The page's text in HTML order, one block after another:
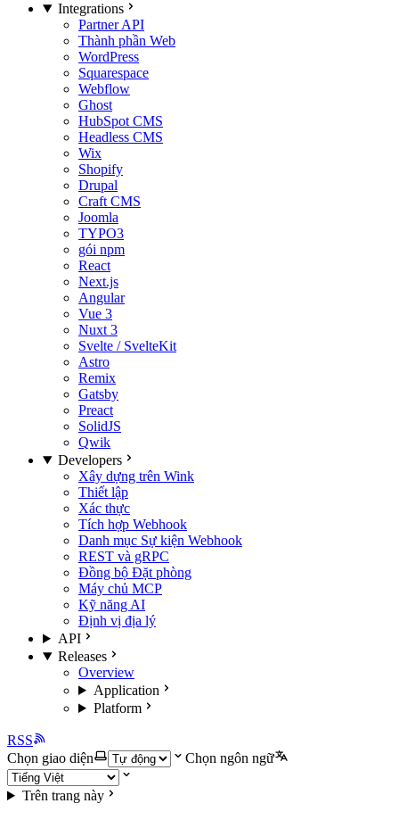
Integrations
Partner API
Thành phần Web
WordPress
Squarespace
Webflow
Ghost
HubSpot CMS
Headless CMS
Wix
Shopify
Drupal
Craft CMS
Joomla
TYPO3
gói npm
React
Next.js
Angular
Vue 3
Nuxt 3
Svelte / SvelteKit
Astro
Remix
Gatsby
Preact
SolidJS
Qwik
Developers
Xây dựng trên Wink
Thiết lập
Xác thực
Tích hợp Webhook
Danh mục Sự kiện Webhook
REST và gRPC
Đồng bộ Đặt phòng
Máy chủ MCP
Kỹ năng AI
Định vị địa lý
API
Releases
Overview
Application
Platform
RSS
Chọn giao diện
Chọn ngôn ngữ
Trên trang này